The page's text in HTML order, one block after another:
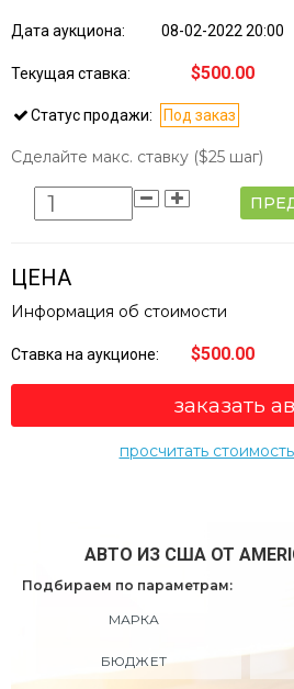
Дата аукциона: 08-02-2022 20:00
Текущая ставка: $500.00
Статус продажи: Под заказ
Сделайте макс. ставку ($25 шаг)
ЦЕНА
Информация об стоимости
Ставка на аукционе: $500.00
заказать
просчитать
АВТО ИЗ США ОТ
Подбираем по параметрам:
МАРКА
БЮДЖЕТ